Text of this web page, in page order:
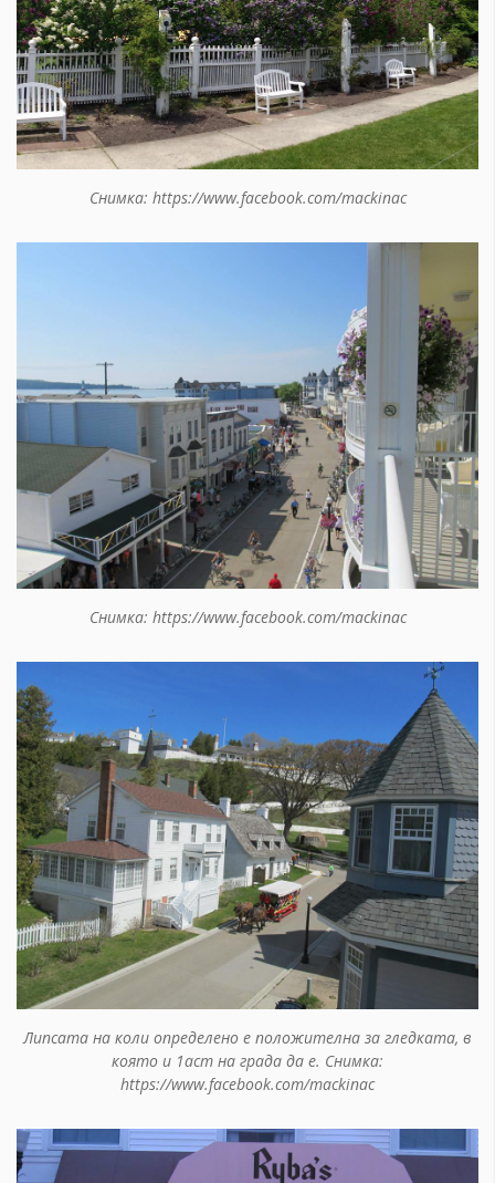
Снимка: https://www.facebook.com/mackinac
Снимка: https://www.facebook.com/mackinac
Липсата на коли определено е положителна за гледката, в
която и 1аст на града да е. Снимка:
https://www.facebook.com/mackinac